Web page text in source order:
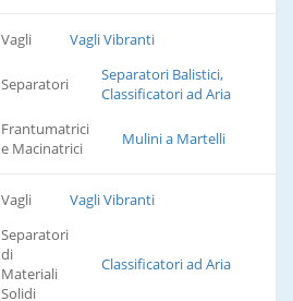
Vagli Vagli Vibranti
Separatori
Separatori Balistici,
Classificatori ad Aria
Frantumatrici
e Macinatrici
Mulini a Martelli
Vagli
Vagli Vibranti
Separatori
di
Materiali
Solidi
Classificatori ad Aria